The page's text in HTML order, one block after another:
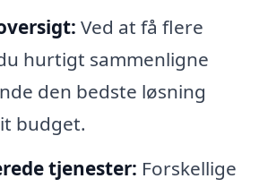
Ved at få flere
hurtigt sammenligne
den bedste løsning
budget.
tjenester: Forskellige